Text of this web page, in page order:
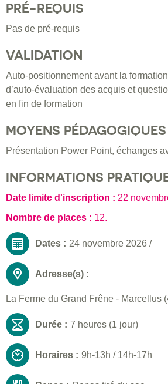
PRÉ-REQUIS
Pas de pré-requis
VALIDATION
Auto-positionnement avant la
d’auto-évaluation des acquis et
en fin de formation
MOYENS PÉDAGOGIQUES
Présentation Power Point, échanges
INFORMATIONS
Date limite d'inscription : 22
Nombre de places : 12.
Dates : 24 novembre 2026 /
Adresse(s) :
La Ferme du Grand Frêne - Marcellus
Durée : 7 heures (1 jour)
Horaires : 9h-13h / 14h-17h